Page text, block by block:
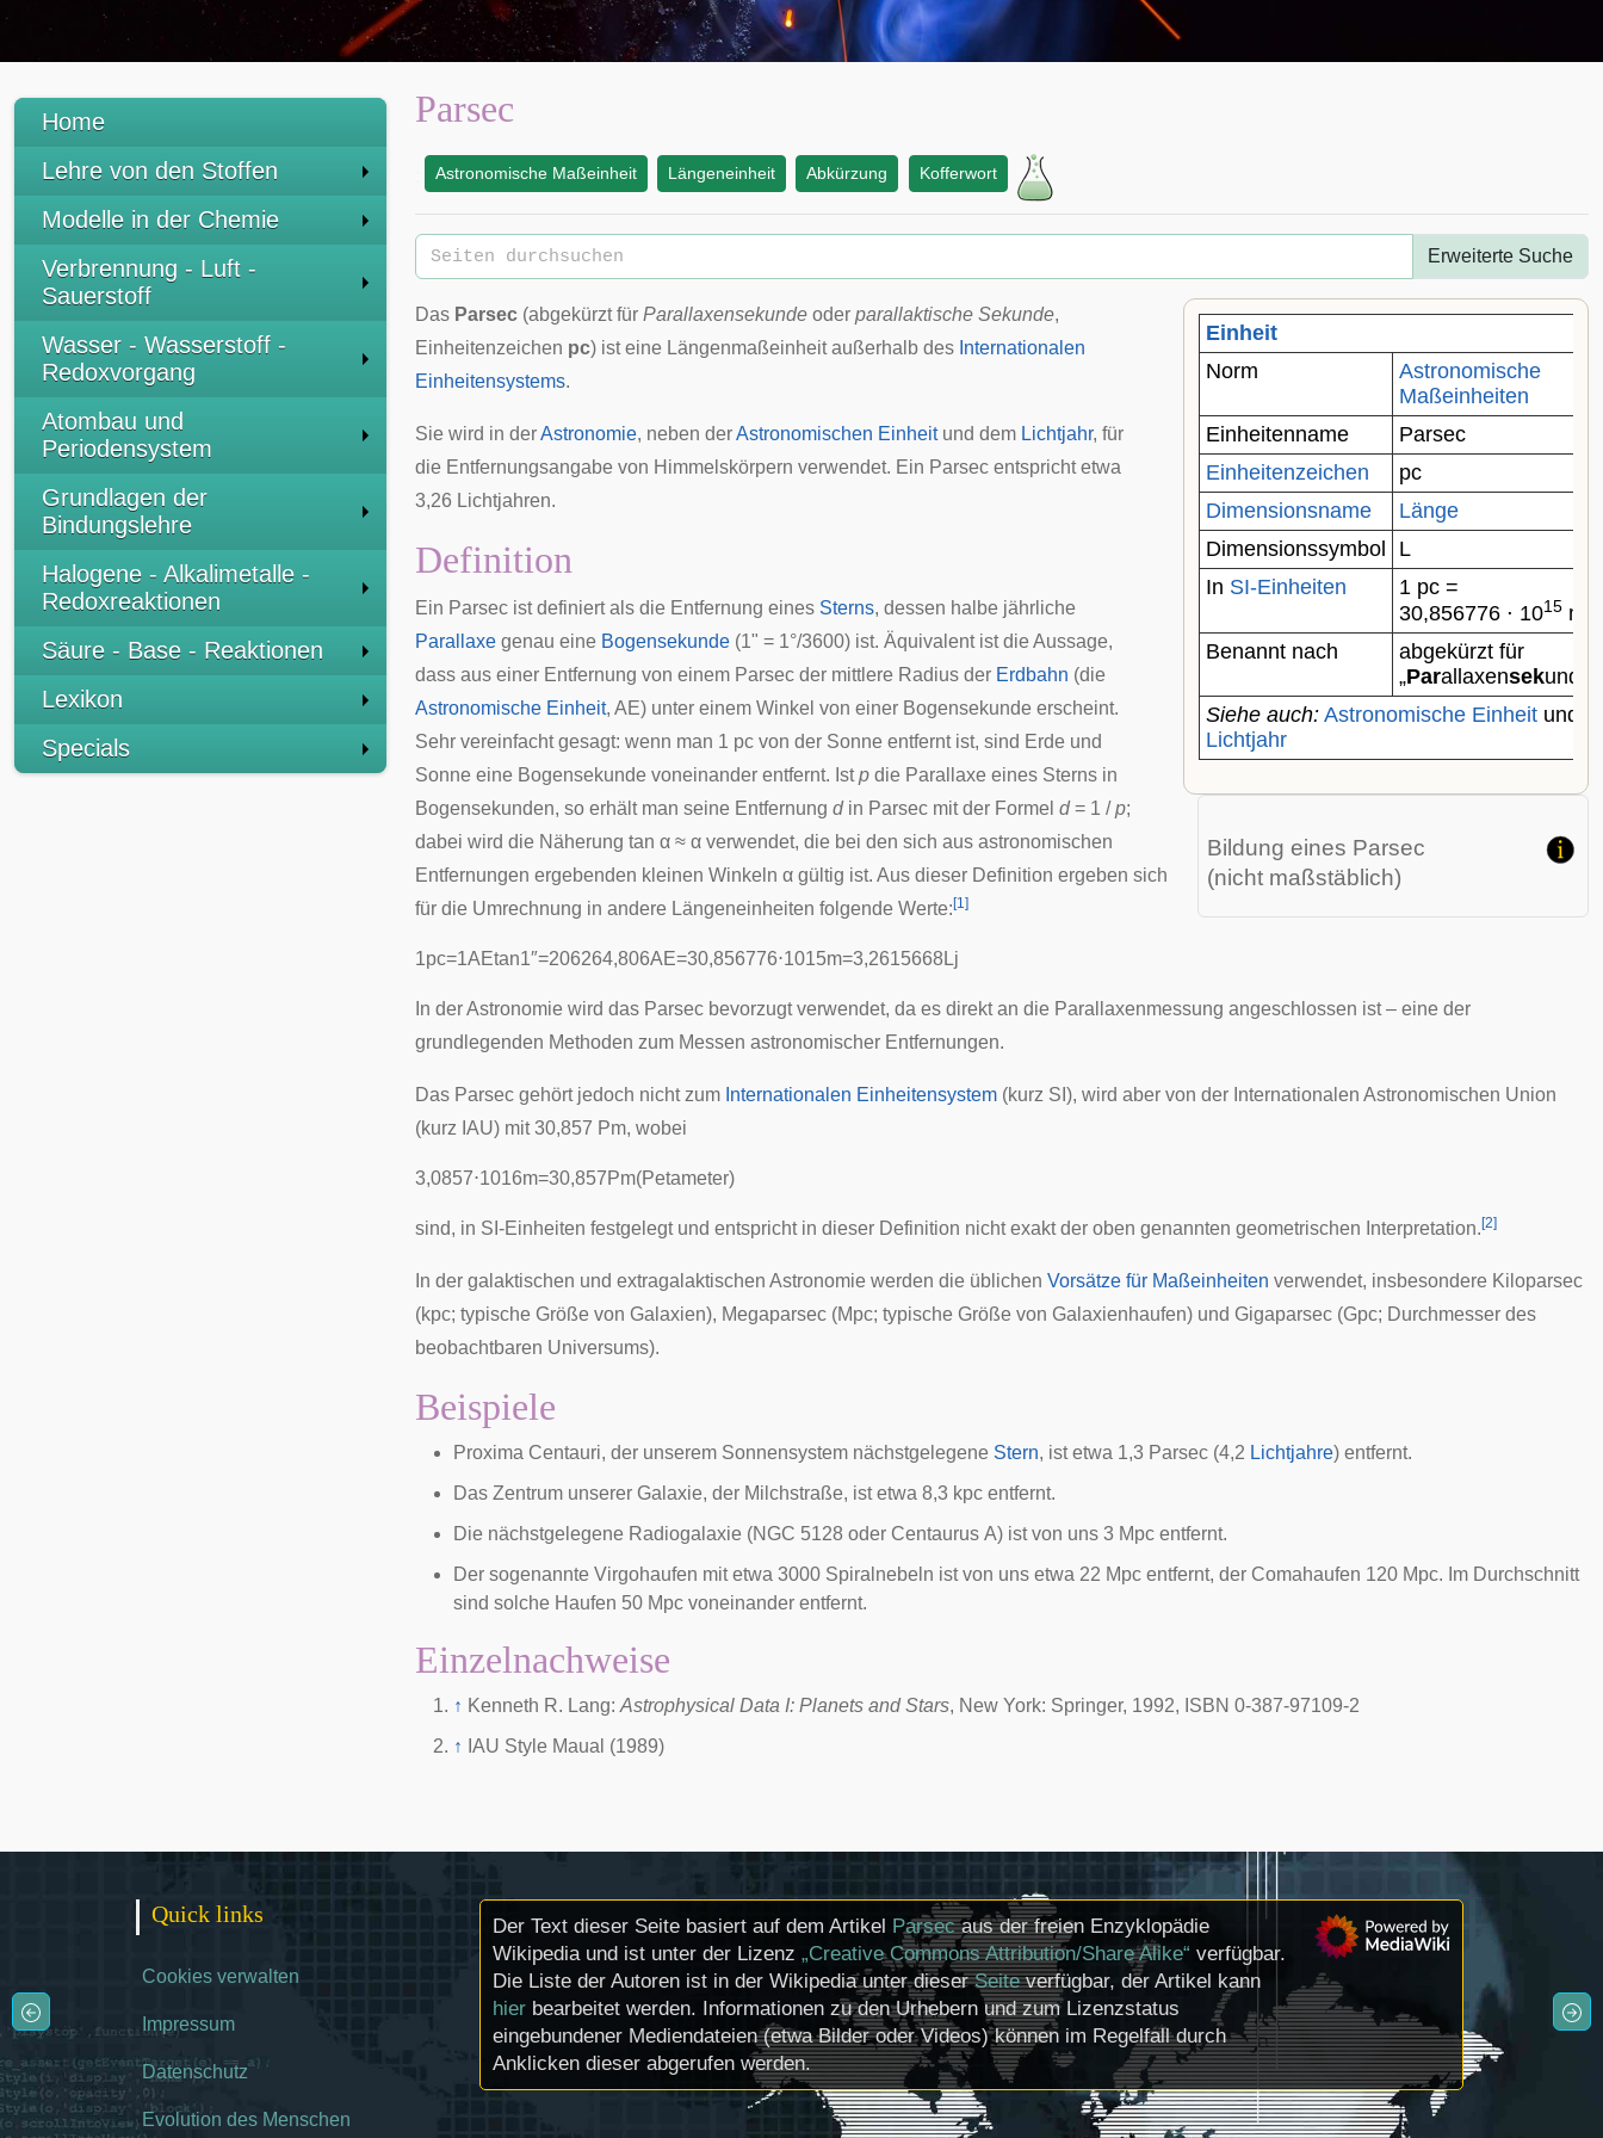
Home
Lehre von den Stoffen
Modelle in der Chemie
Verbrennung - Luft -
Sauerstoff
Wasser - Wasserstoff -
Redoxvorgang
Atombau und
Periodensystem
Grundlagen der
Bindungslehre
Halogene - Alkalimetalle -
Redoxreaktionen
Säure - Base - Reaktionen
Lexikon
Specials
Parsec
Astronomische Maßeinheit Längeneinheit Abkürzung Kofferwort
Erweiterte Suche
Einheit
Norm
Astronomische
Maßeinheiten
Einheitenname
Parsec
Einheitenzeichen
pc
Dimensionsname
Länge
Dimensionssymbol
L
In SI-Einheiten
1 pc =
30,856776 ⋅ 1015 m
Benannt nach
abgekürzt für
„Parallaxensekunde“
Siehe auch: Astronomische Einheit und
Lichtjahr
Das Parsec (abgekürzt für Parallaxensekunde oder parallaktische Sekunde,
Einheitenzeichen pc) ist eine Längenmaßeinheitaußerhalb des Internationalen
Einheitensystems.
Sie wird in derAstronomie, neben derAstronomischen Einheitund dem Lichtjahr, für
die Entfernungsangabe von Himmelskörpern verwendet. Ein Parsec entspricht etwa
3,26 Lichtjahren.
Bildung eines Parsec
(nicht maßstäblich)
Definition
Ein Parsec ist definiert als die Entfernung eines Sterns, dessen halbe jährliche
Parallaxe genau eine Bogensekunde (1" = 1°/3600) ist. Äquivalent ist die Aussage,
dass aus einer Entfernung von einem Parsec der mittlere Radius der Erdbahn (die
Astronomische Einheit, AE) unter einem Winkel von einer Bogensekunde erscheint.
Sehr vereinfacht gesagt: wenn man 1 pc von der Sonne entfernt ist, sind Erde und
Sonne eine Bogensekunde voneinander entfernt. Istp die Parallaxe eines Sterns in
Bogensekunden, so erhält man seine Entfernung din Parsec mit der Formel d= 1 /p;
dabei wird die Näherung tan α ≈ α verwendet, die bei den sich aus astronomischen
Entfernungen ergebenden kleinen Winkeln α gültig ist. Aus dieser Definition ergeben sich
für die Umrechnung in andere Längeneinheiten folgende Werte: [1]
1pc=1AEtan1″=206264,806AE=30,856776⋅1015m=3,2615668 Lj
In der Astronomie wird das Parsec bevorzugt verwendet, da es direkt an die Parallaxenmessung angeschlossen ist – eine der
grundlegenden Methoden zum Messen astronomischer Entfernungen.
Das Parsec gehört jedoch nicht zum Internationalen Einheitensystem (kurz SI), wird aber von der Internationalen Astronomischen Union
(kurz IAU) mit 30,857 Pm, wobei
3,0857⋅1016m=30,857Pm(Petameter)
sind, in SI-Einheiten festgelegt und entspricht in dieser Definition nicht exakt der oben genannten geometrischen Interpretation. [2]
In der galaktischen und extragalaktischen Astronomie werden die üblichen Vorsätze für Maßeinheiten verwendet, insbesondere Kiloparsec
(kpc; typische Größe von Galaxien), Megaparsec (Mpc; typische Größe von Galaxienhaufen) und Gigaparsec (Gpc; Durchmesser des
beobachtbaren Universums).
Beispiele
Proxima Centauri, der unserem Sonnensystem nächstgelegene Stern, ist etwa 1,3 Parsec (4,2 Lichtjahre) entfernt.
Das Zentrum unserer Galaxie, der Milchstraße, ist etwa 8,3 kpc entfernt.
Die nächstgelegene Radiogalaxie (NGC 5128 oder Centaurus A) ist von uns 3 Mpc entfernt.
Der sogenannte Virgohaufen mit etwa 3000 Spiralnebeln ist von uns etwa 22 Mpc entfernt, der Comahaufen 120 Mpc. Im Durchschnitt
sind solche Haufen 50 Mpc voneinander entfernt.
Einzelnachweise
↑ Kenneth R. Lang: Astrophysical Data I: Planets and Stars, New York: Springer, 1992, ISBN 0-387-97109-2
↑ IAU Style Maual (1989)
Quick links
Cookies verwalten
Impressum
Datenschutz
Evolution des Menschen
Der Text dieser Seite basiert auf dem Artikel Parsecaus der freien Enzyklopädie
Wikipedia und ist unter der Lizenz „Creative Commons Attribution/Share Alike“ verfügbar.
Die Liste der Autoren ist in der Wikipedia unter dieserSeiteverfügbar, der Artikel kann
hier bearbeitet werden. Informationen zu den Urhebern und zum Lizenzstatus
eingebundener Mediendateien (etwa Bilder oder Videos) können im Regelfall durch
Anklicken dieser abgerufen werden.